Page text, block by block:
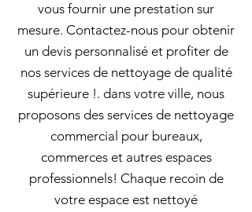
vous fournir une prestation sur
mesure. Contactez-nous pour obtenir
un devis personnalisé et profiter de
nos services de nettoyage de qualité
supérieure !. dans votre ville, nous
proposons des services de nettoyage
commercial pour bureaux,
commerces et autres espaces
professionnels! Chaque recoin de
votre espace est nettoyé